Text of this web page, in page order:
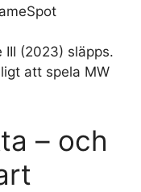
III (2023) släpps.
att spela MW
– och